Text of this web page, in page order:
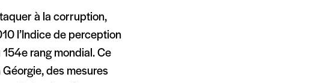
à la corruption,
l’Indice de perception
rang mondial. Ce
des mesures